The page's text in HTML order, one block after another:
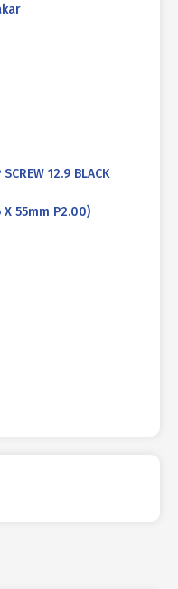
SCREW 12.9 BLACK
X 55mm P2.00)